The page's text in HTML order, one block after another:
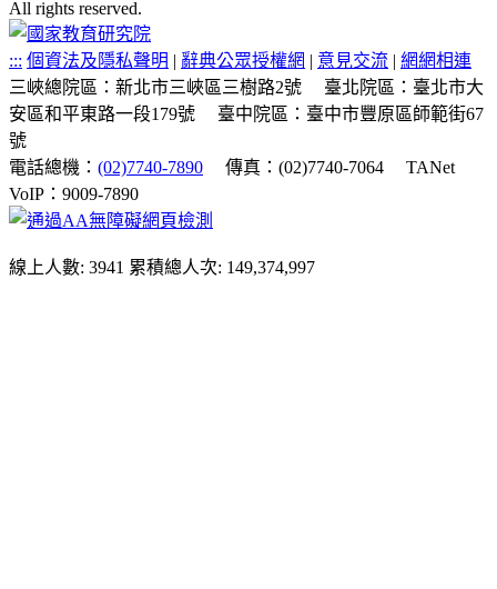
All rights reserved.
::: 個資法及隱私聲明 | 辭典公眾授權網 | 意見交流 | 網網相連
三峽總院區：新北市三峽區三樹路2號
臺北院區：臺北市大
安區和平東路一段179號
臺中院區：臺中市豐原區師範街67
號
電話總機： (02)7740-7890 傳真：(02)7740-7064
TANet
VoIP：9009-7890
線上人數: 3941 累積總人次: 149,374,997